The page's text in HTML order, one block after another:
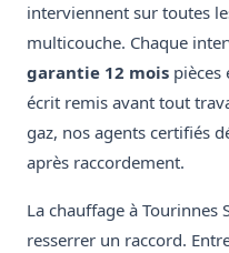
interviennent sur toutes
multicouche. Chaque
garantie 12 mois
écrit remis avant tout
gaz, nos agents certifiés
après raccordement.
La chauffage à Tourinnes
resserrer un raccord.